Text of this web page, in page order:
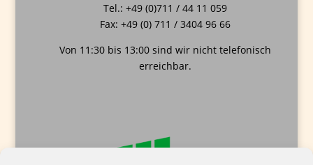
Tel.: +49 (0)711 / 44 11 059
Fax: +49 (0) 711 / 3404 96 66
Von 11:30 bis 13:00 sind wir nicht telefonisch
erreichbar.